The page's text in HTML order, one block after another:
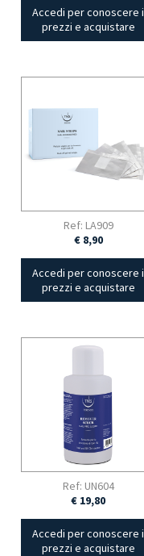
Accedi per conoscere i
prezzi e acquistare
Ref: LA909
€ 8,90
Accedi per conoscere i
prezzi e acquistare
Ref: UN604
€ 19,80
Accedi per conoscere i
prezzi e acquistare